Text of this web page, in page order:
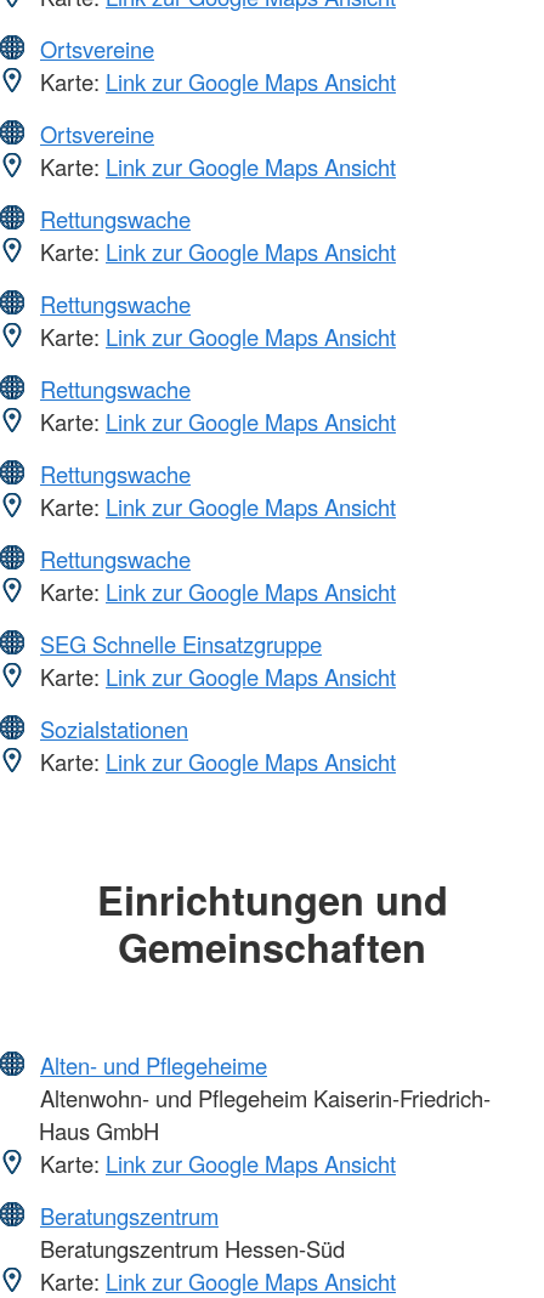
Ortsvereine
Karte: Link zur Google Maps Ansicht
Ortsvereine
Karte: Link zur Google Maps Ansicht
Rettungswache
Karte: Link zur Google Maps Ansicht
Rettungswache
Karte: Link zur Google Maps Ansicht
Rettungswache
Karte: Link zur Google Maps Ansicht
Rettungswache
Karte: Link zur Google Maps Ansicht
Rettungswache
Karte: Link zur Google Maps Ansicht
SEG Schnelle Einsatzgruppe
Karte: Link zur Google Maps Ansicht
Sozialstationen
Karte: Link zur Google Maps Ansicht
Einrichtungen und
Gemeinschaften
Alten- und Pflegeheime
Altenwohn- und Pflegeheim Kaiserin-Friedrich-
Haus GmbH
Karte: Link zur Google Maps Ansicht
Beratungszentrum
Beratungszentrum Hessen-Süd
Karte: Link zur Google Maps Ansicht